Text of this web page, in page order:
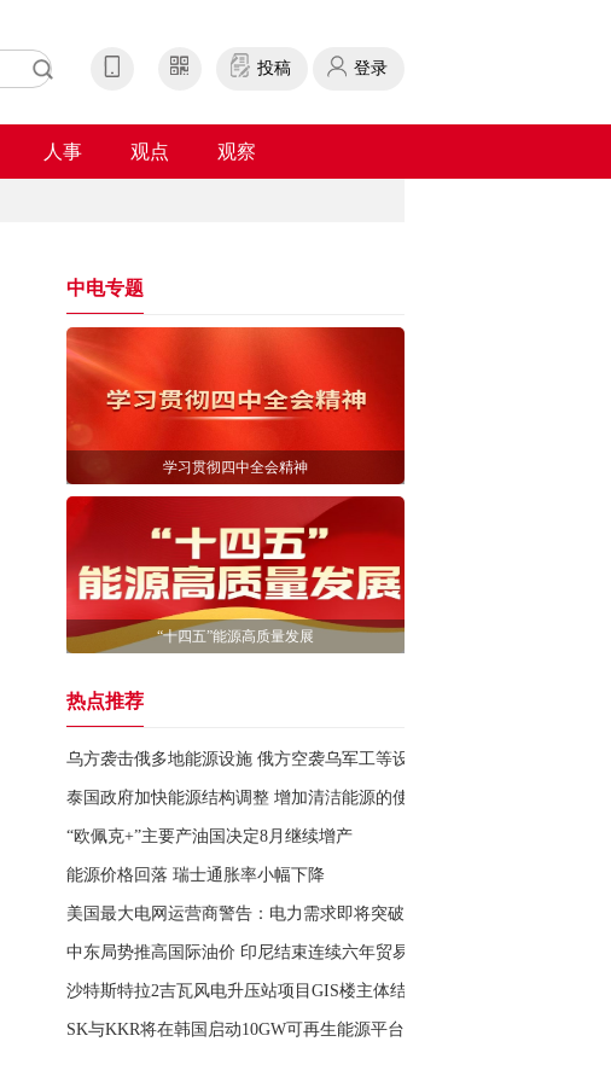
投稿 登录
人事 观点 观察
中电专题
学习贯彻四中全会精神
“十四五”能源高质量发展
热点推荐
乌方袭击俄多地能源设施 俄方空袭乌军工等设施
泰国政府加快能源结构调整 增加清洁能源的使用
“欧佩克+”主要产油国决定8月继续增产
能源价格回落 瑞士通胀率小幅下降
美国最大电网运营商警告：电力需求即将突破纪录
中东局势推高国际油价 印尼结束连续六年贸易顺差
沙特斯特拉2吉瓦风电升压站项目GIS楼主体结构封顶
SK与KKR将在韩国启动10GW可再生能源平台